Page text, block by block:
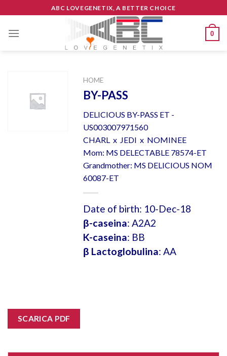
to
content
ABC LOVEGENETIX, A BETTER CHOICE
0
HOME
BY-PASS
DELICIOUS BY-PASS ET -
US003007971560
CHARL x JEDI x NOMINEE
Mom: MS DELECTABLE 78574-ET
Grandmother: MS DELICIOUS NOM
60087-ET
Date of birth: 10-Dec-18
β-caseina: A2A2
K-caseina: BB
β Lactoglobulina: AA
SCARICA PDF